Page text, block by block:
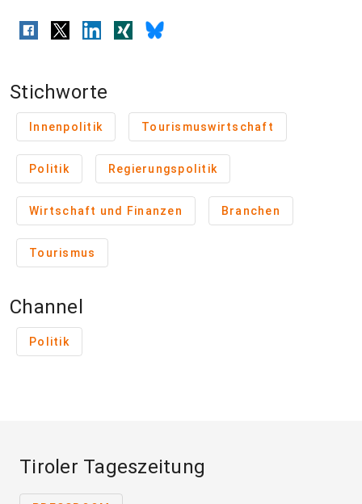
Stichworte
Innenpolitik Tourismuswirtschaft
Politik Regierungspolitik
Wirtschaft und Finanzen Branchen
Tourismus
Channel
Politik
Tiroler Tageszeitung